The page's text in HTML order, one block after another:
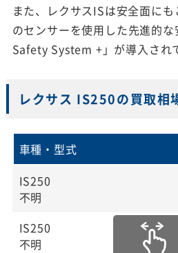
また、レクサスISは安全面に
のセンサーを使用した先進的
Safety System +」が導入され
レクサス IS250の買取相
車種・型式
IS250
不明
IS250
不明